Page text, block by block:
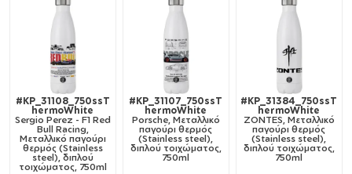
#KP_31108_750ssT
hermoWhite
Sergio Perez - F1 Red
Bull Racing,
Μεταλλικό παγούρι
θερμός (Stainless
steel), διπλού
τοιχώματος, 750ml
#KP_31107_750ssT
hermoWhite
Porsche, Μεταλλικό
παγούρι θερμός
(Stainless steel),
διπλού τοιχώματος,
750ml
#KP_31384_750ssT
hermoWhite
ZONTES, Μεταλλικό
παγούρι θερμός
(Stainless steel),
διπλού τοιχώματος,
750ml